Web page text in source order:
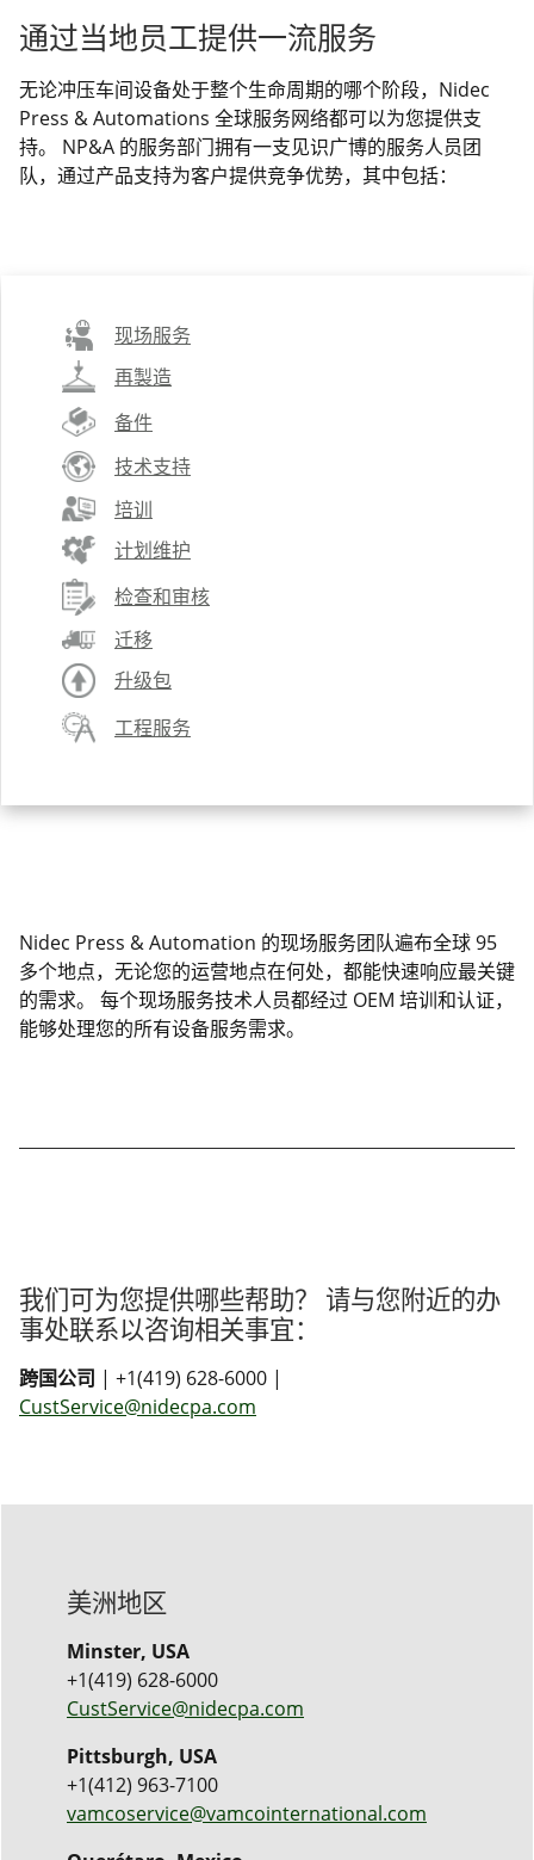
通过当地员工提供一流服务
无论冲压车间设备处于整个生命周期的哪个阶段，Nidec
Press & Automations 全球服务网络都可以为您提供支
持。 NP&A 的服务部门拥有一支见识广博的服务人员团
队，通过产品支持为客户提供竞争优势，其中包括：
现场服务
再製造
备件
技术支持
培训
计划维护
检查和审核
迁移
升级包
工程服务
Nidec Press & Automation 的现场服务团队遍布全球 95
多个地点，无论您的运营地点在何处，都能快速响应最关键
的需求。 每个现场服务技术人员都经过 OEM 培训和认证，
能够处理您的所有设备服务需求。
我们可为您提供哪些帮助？ 请与您附近的办
事处联系以咨询相关事宜：
跨国公司 | +1(419) 628-6000 |
CustService@nidecpa.com
美洲地区
Minster, USA
+1(419) 628-6000
CustService@nidecpa.com
Pittsburgh, USA
+1(412) 963-7100
vamcoservice@vamcointernational.com